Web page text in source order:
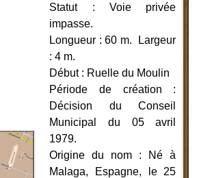
Statut : Voie privée
impasse.
Longueur : 60 m. Largeur
: 4 m.
Début : Ruelle du Moulin
Période de création :
Décision du Conseil
Municipal du 05 avril
1979.
Origine du nom : Né à
Malaga, Espagne, le 25